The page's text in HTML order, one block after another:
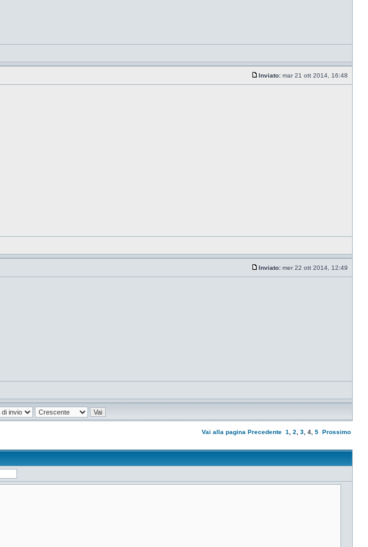
Inviato: mar 21 ott 2014, 16:48
Inviato: mer 22 ott 2014, 12:49
Vai alla pagina Precedente 1 2 3 4 5 Prossimo